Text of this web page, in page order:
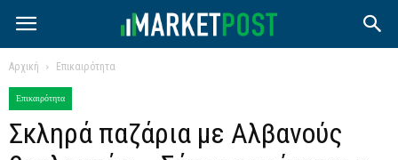
Αρχική Επικαιρότητα
Επικαιρότητα
Σκληρά παζάρια με Αλβανούς